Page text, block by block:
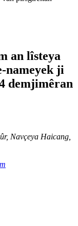
an lîsteya
nameyek ji
demjimêran
Navçeya Haicang,